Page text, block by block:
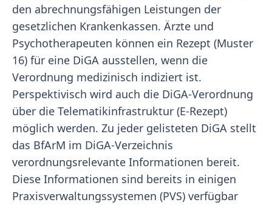
den abrechnungsfähigen Leistungen der
gesetzlichen Krankenkassen. Ärzte und
Psychotherapeuten können ein Rezept (Muster
16) für eine DiGA ausstellen, wenn die
Verordnung medizinisch indiziert ist.
Perspektivisch wird auch die DiGA-Verordnung
über die Telematikinfrastruktur (E-Rezept)
möglich werden. Zu jeder gelisteten DiGA stellt
das BfArM im DiGA-Verzeichnis
verordnungsrelevante Informationen bereit.
Diese Informationen sind bereits in einigen
Praxisverwaltungssystemen (PVS) verfügbar